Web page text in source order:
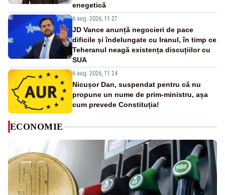
enegetică
6 aug. 2026, 11:27
JD Vance anunță negocieri de pace
dificile și îndelungate cu Iranul, în timp ce
Teheranul neagă existența discuțiilor cu
SUA
6 aug. 2026, 11:24
Nicușor Dan, suspendat pentru că nu
propune un nume de prim-ministru, așa
cum prevede Constituția!
ECONOMIE